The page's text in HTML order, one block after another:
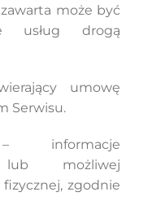
może być
usług drogą
umowę
Serwisu.
możliwej
zgodnie